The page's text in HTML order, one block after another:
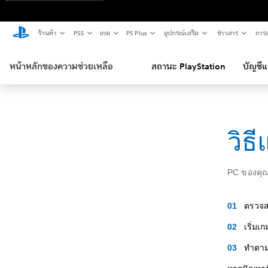
ร้านค้า PS5 เกม PS Plus อุปกรณ์เสริม ข่าวสาร กา
หน้าหลักของความช่วยเหลือ สถานะ PlayStation บัญชีแ
วิธี
PC ของคุ
ตรวจ
เริ่มเ
ทำตา